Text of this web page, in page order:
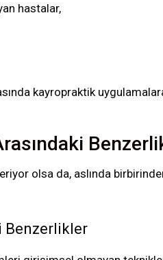
hastalar,
kayropraktik
olsa da, aslında
Benzerlikler